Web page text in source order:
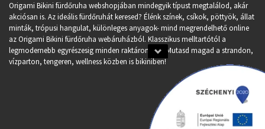
Origami Bikini fürdőruha webshopjában mindegyik típust megtalálod, akár
akciósan is. Az ideális fürdőruhát keresed? Élénk színek, csíkok, pöttyök, állat
minták, trópusi hangulat, különleges anyagok- mind megrendelhető online
az Origami Bikini fürdőruha webáruházból. Klasszikus melltartótól a
legmodernebb egyrészesig minden raktáron van. Mutasd magad a strandon,
vízparton, tengeren, wellness közben is bikiniben!